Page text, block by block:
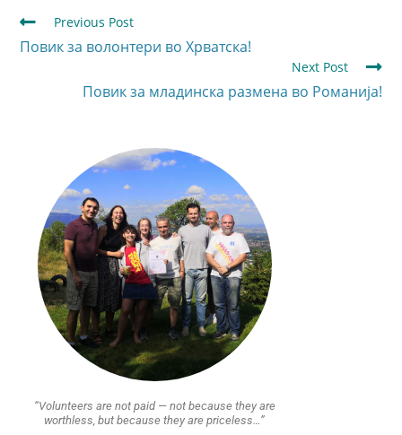
Previous Post
Повик за волонтери во Хрватска!
Next Post
Повик за младинска размена во Романија!
“Volunteers are not paid — not because they are
worthless, but because they are priceless…”